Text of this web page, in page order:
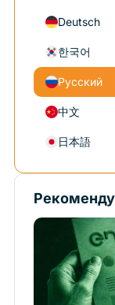
Deutsch
한국어
Русский
中文
日本語